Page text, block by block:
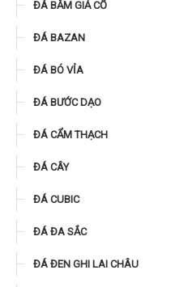
ĐÁ BĂM GIẢ CỔ
ĐÁ BAZAN
ĐÁ BÓ VỈA
ĐÁ BƯỚC DẠO
ĐÁ CẨM THẠCH
ĐÁ CÂY
ĐÁ CUBIC
ĐÁ ĐA SẮC
ĐÁ ĐEN GHI LAI CHÂU